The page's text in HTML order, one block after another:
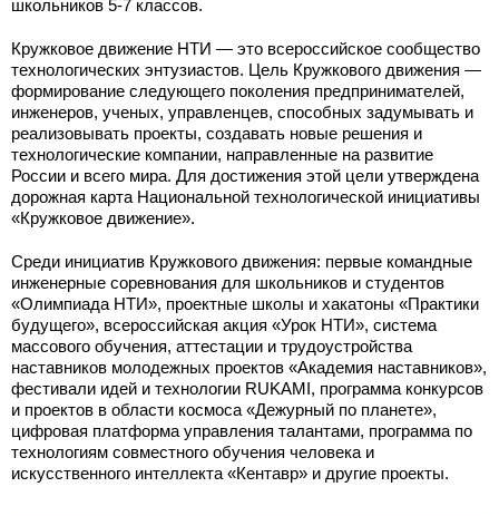
школьников 5-7 классов.
Кружковое движение НТИ — это всероссийское сообщество
технологических энтузиастов. Цель Кружкового движения —
формирование следующего поколения предпринимателей,
инженеров, ученых, управленцев, способных задумывать и
реализовывать проекты, создавать новые решения и
технологические компании, направленные на развитие
России и всего мира. Для достижения этой цели утверждена
дорожная карта Национальной технологической инициативы
«Кружковое движение».
Среди инициатив Кружкового движения: первые командные
инженерные соревнования для школьников и студентов
«Олимпиада НТИ», проектные школы и хакатоны «Практики
будущего», всероссийская акция «Урок НТИ», система
массового обучения, аттестации и трудоустройства
наставников молодежных проектов «Академия наставников»,
фестивали идей и технологии RUKAMI, программа конкурсов
и проектов в области космоса «Дежурный по планете»,
цифровая платформа управления талантами, программа по
технологиям совместного обучения человека и
искусственного интеллекта «Кентавр» и другие проекты.